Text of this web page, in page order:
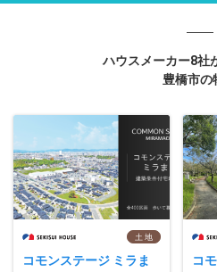
ハウスメーカー8社
豊橋市の
土 地
コモンステージ ミラま
コ